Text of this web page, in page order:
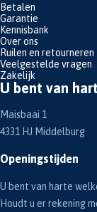
Betalen
Garantie
Kennisbank
Over ons
Ruilen en retourneren
Veelgestelde vragen
Zakelijk
U bent van
Maisbaai 1
4331 HJ Middelburg
Openingstijden
U bent van harte
Houdt u er rekening